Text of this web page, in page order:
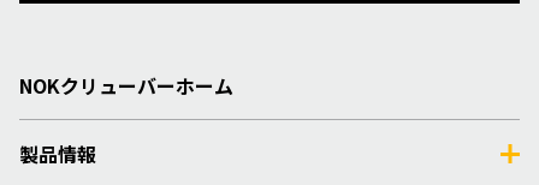
NOKクリューバーホーム
製品情報